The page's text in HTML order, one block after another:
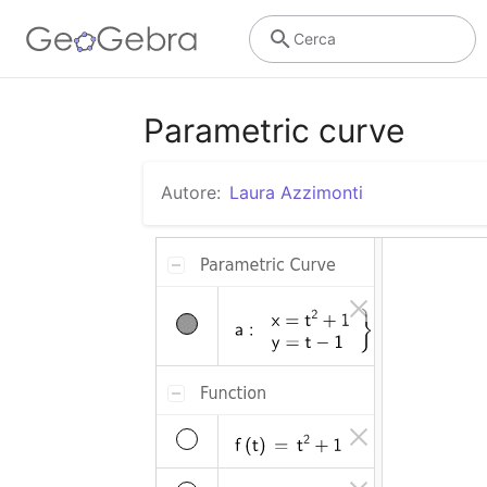
Cerca
Parametric curve
Autore: Laura Azzimonti